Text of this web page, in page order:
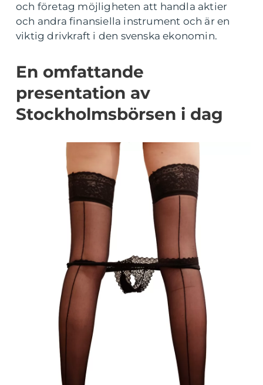
och företag möjligheten att handla aktier
och andra finansiella instrument och är en
viktig drivkraft i den svenska ekonomin.
En omfattande
presentation av
Stockholmsbörsen i dag